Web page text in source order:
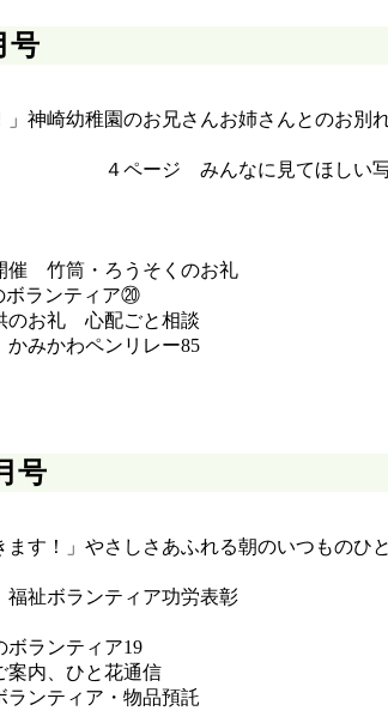
号
幼稚園のお兄さんお姉さんとのお別れ
金報告
ジ みんなに見てほしい写真募
催 竹筒・ろうそくのお礼
ボランティア⑳
のお礼 心配ごと相談
せ 臨時職員募集 かみ
号
」やさしさあふれる朝のいつものひと
祉ボランティア功労表彰
ランティア19
内、ひと花通信
ンティア・物品預託